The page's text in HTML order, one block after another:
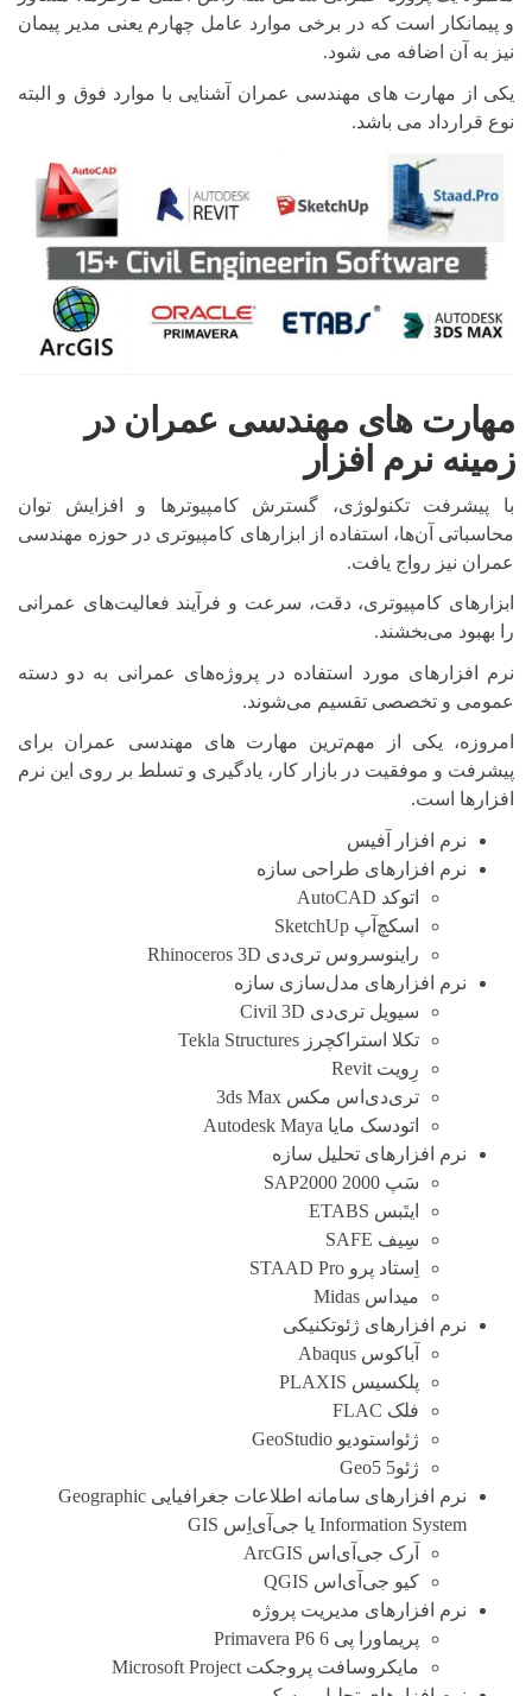
و پیمانکار است که در برخی موارد عامل چهارم یعنی مدیر پیمان
نیز به آن اضافه می شود.
یکی از مهارت های مهندسی عمران آشنایی با موارد فوق و البته
نوع قرارداد می باشد.
مهارت های مهندسی عمران در
زمینه نرم افزار
با پیشرفت تکنولوژی، گسترش کامپیوترها و افزایش توان
محاسباتی آن‌ها، استفاده از ابزارهای کامپیوتری در حوزه مهندسی
عمران نیز رواج یافت.
ابزارهای کامپیوتری، دقت، سرعت و فرآیند فعالیت‌های عمرانی
را بهبود می‌بخشند.
نرم افزارهای مورد استفاده در پروژه‌های عمرانی به دو دسته
عمومی و تخصصی تقسیم می‌شوند.
امروزه، یکی از مهم‌ترین مهارت های مهندسی عمران برای
پیشرفت و موفقیت در بازار کار، یادگیری و تسلط بر روی این نرم
افزارها است.
نرم افزار آفیس
نرم افزارهای طراحی سازه
اتوکد AutoCAD
اسکچ‌آپ SketchUp
راینوسروس تری‌دی Rhinoceros 3D
نرم افزارهای مدل‌سازی سازه
سیویل تری‌دی Civil 3D
تکلا استراکچرز Tekla Structures
رِویت Revit
تری‌دی‌اس مکس 3ds Max
اتودسک مایا Autodesk Maya
نرم افزارهای تحلیل سازه
سَپ 2000 SAP2000
ایتَبس ETABS
سِیف SAFE
اِستاد پرو STAAD Pro
میداس Midas
نرم افزارهای ژئوتکنیکی
آباکوس Abaqus
پلکسیس PLAXIS
فلک FLAC
ژئواستودیو GeoStudio
ژئو5 Geo5
نرم افزارهای سامانه اطلاعات جغرافیایی Geographic
Information System یا جی‌آی‌اِس GIS
آرک جی‌آی‌اس ArcGIS
کیو جی‌آی‌اس QGIS
نرم افزارهای مدیریت پروژه
پریماورا پی 6 Primavera P6
مایکروسافت پروجکت Microsoft Project